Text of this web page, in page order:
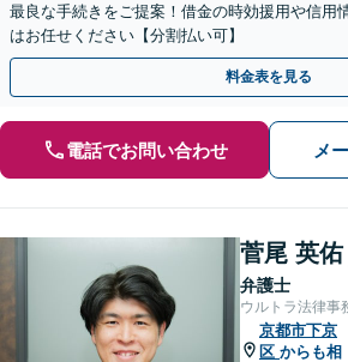
最良な手続きをご提案！借金の時効援用や信用
はお任せください【分割払い可】
料金表を見る
電話でお問い合わせ メ
菅尾 英佑
弁護士
ウルトラ法律事
京都市下京
区 からも相